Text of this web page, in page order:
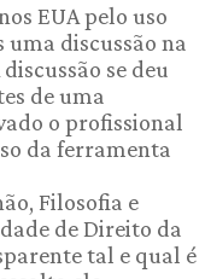
EUA pelo uso
discussão na
se deu
de uma
o profissional
da ferramenta
Filosofia e
de Direito da
tal e qual é